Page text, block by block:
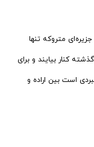
متروکه تنها
کنار بیایند و برای
است بین اراده و